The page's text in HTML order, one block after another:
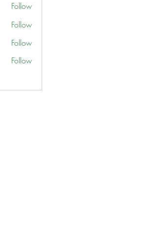
Follow
Follow
Follow
Follow